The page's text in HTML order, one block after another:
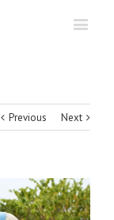
Previous Next